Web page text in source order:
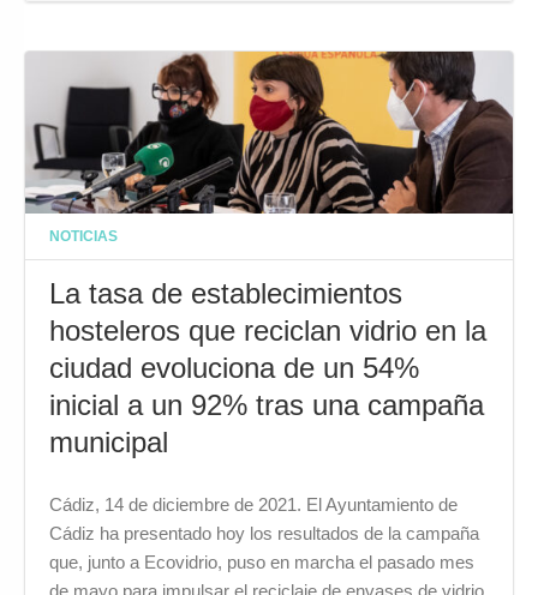
NOTICIAS
La tasa de establecimientos
hosteleros que reciclan vidrio en la
ciudad evoluciona de un 54%
inicial a un 92% tras una campaña
municipal
Cádiz, 14 de diciembre de 2021. El Ayuntamiento de
Cádiz ha presentado hoy los resultados de la campaña
que, junto a Ecovidrio, puso en marcha el pasado mes
de mayo para impulsar el reciclaje de envases de vidrio